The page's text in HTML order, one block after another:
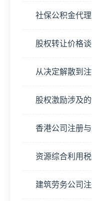
社保公积金代
股权转让价格
从决定解散到
股权激励涉及
香港公司注册
资源综合利用
建筑劳务公司